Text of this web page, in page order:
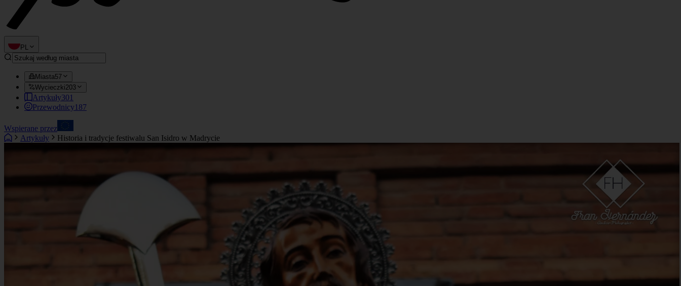
PL
Miasta57
Wycieczki203
Artykuły301
Przewodnicy187
Wspierane przez
Artykuły
Historia i tradycje festiwalu San Isidro w Madrycie